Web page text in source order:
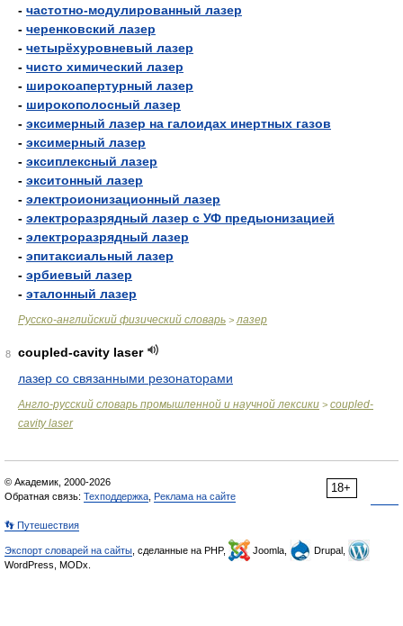
- частотно-модулированный лазер
- черенковский лазер
- четырёхуровневый лазер
- чисто химический лазер
- широкоапертурный лазер
- широкополосный лазер
- эксимерный лазер на галоидах инертных газов
- эксимерный лазер
- эксиплексный лазер
- экситонный лазер
- электроионизационный лазер
- электроразрядный лазер с УФ предыонизацией
- электроразрядный лазер
- эпитаксиальный лазер
- эрбиевый лазер
- эталонный лазер
Русско-английский физический словарь > лазер
8
coupled-cavity laser
лазер со связанными резонаторами
Англо-русский словарь промышленной и научной лексики > coupled-
cavity laser
18+
© Академик, 2000-2026
Обратная связь: Техподдержка Реклама на сайте
👣 Путешествия
Экспорт словарей на сайты , сделанные на PHP, Joomla,
Drupal,
WordPress, MODx.